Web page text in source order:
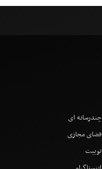
چندرسانه ای
فضای مجازی
توییت